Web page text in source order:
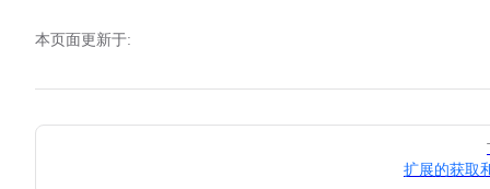
本页面更新于:
Pager
扩展的获取